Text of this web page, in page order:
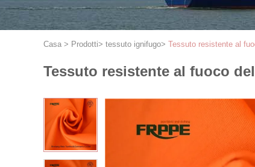
Casa > Prodotti> tessuto ignifugo> Tessuto resistente al
Tessuto resistente al fuoco